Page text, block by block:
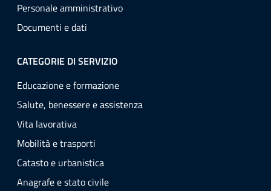
Personale amministrativo
Documenti e dati
CATEGORIE DI SERVIZIO
Educazione e formazione
Salute, benessere e assistenza
Vita lavorativa
Mobilità e trasporti
Catasto e urbanistica
Anagrafe e stato civile